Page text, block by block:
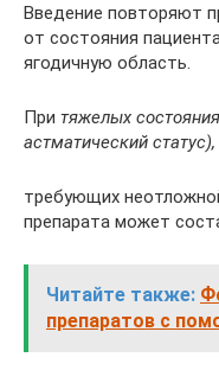
Введение повторяют
от состояния
ягодичную область.
При тяжелых
астматический статус),
требующих
препарата может
Читайте также:
препаратов с